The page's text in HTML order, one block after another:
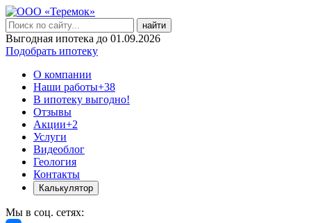
найти
Выгодная ипотека до 01.09.2026
Подобрать ипотеку
О компании
Наши работы+38
В ипотеку выгодно!
Отзывы
Акции+2
Услуги
Видеоблог
Геология
Контакты
Калькулятор
Мы в соц. сетях: